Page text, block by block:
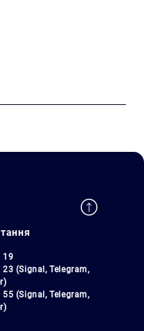
19
(Signal, Telegram,
(Signal, Telegram,